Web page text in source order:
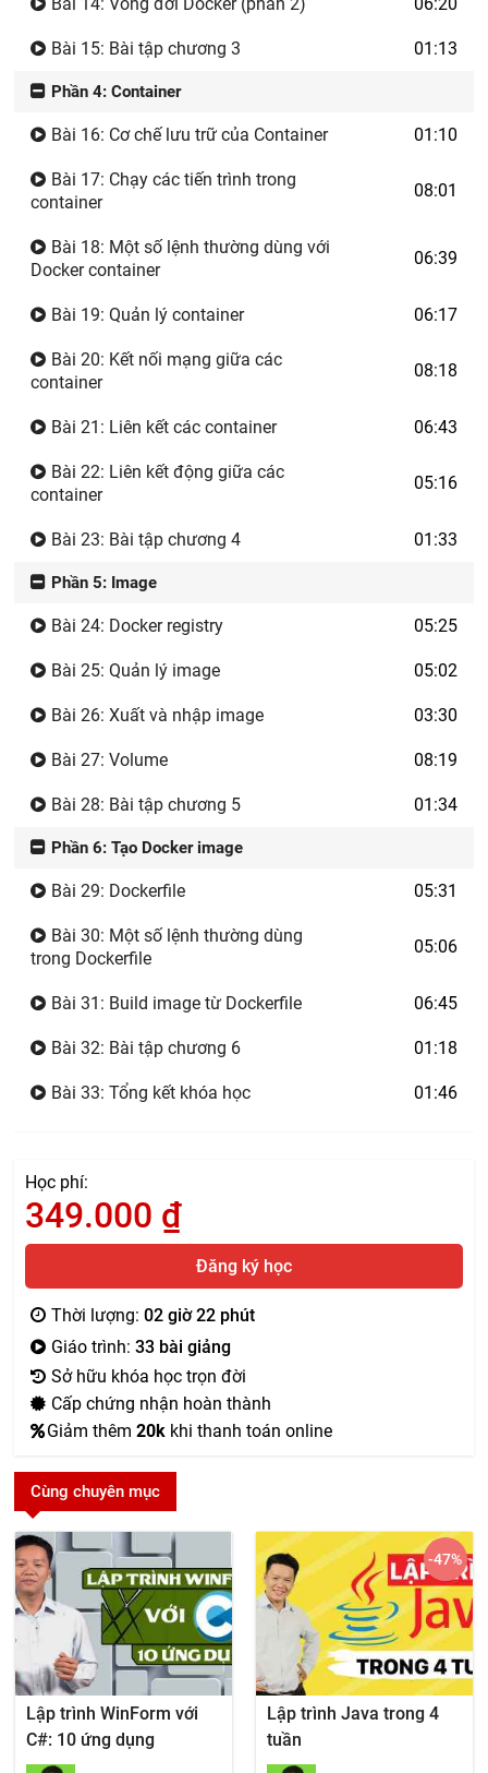
Bài 15: Bài tập chương 3 01:13
Phần 4: Container
Bài 16: Cơ chế lưu trữ của Container 01:10
Bài 17: Chạy các tiến trình trong
container
08:01
Bài 18: Một số lệnh thường dùng với
Docker container
06:39
Bài 19: Quản lý container 06:17
Bài 20: Kết nối mạng giữa các
container
08:18
Bài 21: Liên kết các container 06:43
Bài 22: Liên kết động giữa các
container
05:16
Bài 23: Bài tập chương 4 01:33
Phần 5: Image
Bài 24: Docker registry 05:25
Bài 25: Quản lý image 05:02
Bài 26: Xuất và nhập image 03:30
Bài 27: Volume 08:19
Bài 28: Bài tập chương 5 01:34
Phần 6: Tạo Docker image
Bài 29: Dockerfile 05:31
Bài 30: Một số lệnh thường dùng
trong Dockerfile
05:06
Bài 31: Build image từ Dockerfile 06:45
Bài 32: Bài tập chương 6 01:18
Bài 33: Tổng kết khóa học 01:46
Học phí:
349.000 ₫
Đăng ký học
Thời lượng:02 giờ 22 phút
Giáo trình:33 bài giảng
Sở hữu khóa học trọn đời
Cấp chứng nhận hoàn thành
Giảm thêm20k khi thanh toán online
Cùng chuyên mục
Lập trình WinForm với
C#: 10 ứng dụng
Lập trình Java trong 4
tuần
-47%